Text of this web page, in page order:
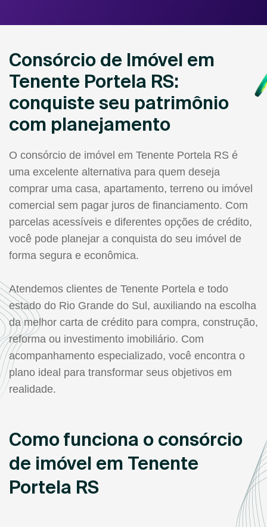
Consórcio de Imóvel em
Tenente Portela RS:
conquiste seu patrimônio
com planejamento
O consórcio de imóvel em Tenente Portela RS é
uma excelente alternativa para quem deseja
comprar uma casa, apartamento, terreno ou imóvel
comercial sem pagar juros de financiamento. Com
parcelas acessíveis e diferentes opções de crédito,
você pode planejar a conquista do seu imóvel de
forma segura e econômica.
Atendemos clientes de Tenente Portela e todo
estado do Rio Grande do Sul, auxiliando na escolha
da melhor carta de crédito para compra, construção,
reforma ou investimento imobiliário. Com
acompanhamento especializado, você encontra o
plano ideal para transformar seus objetivos em
realidade.
Como funciona o consórcio
de imóvel em Tenente
Portela RS